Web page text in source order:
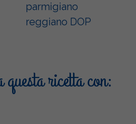
parmigiano
reggiano DOP
ricetta con: